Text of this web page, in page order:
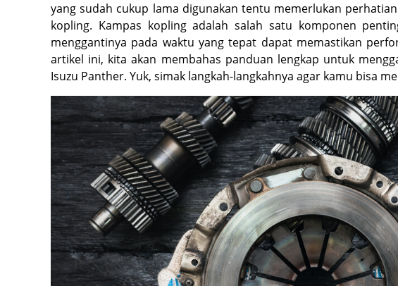
yang sudah cukup lama digunakan tentu memerlukan
kopling. Kampas kopling adalah salah satu komponen
menggantinya pada waktu yang tepat dapat memastikan
artikel ini, kita akan membahas panduan lengkap untuk
Isuzu Panther. Yuk, simak langkah-langkahnya agar kamu bisa